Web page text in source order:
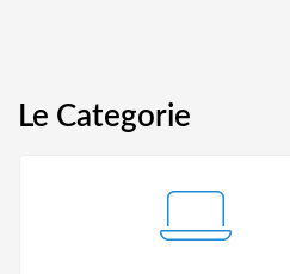
Le Categorie